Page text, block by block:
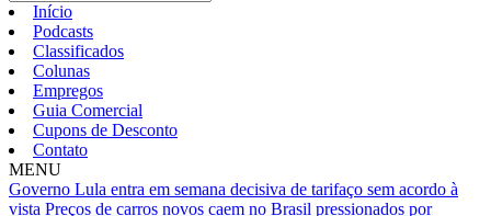
Início
Podcasts
Classificados
Colunas
Empregos
Guia Comercial
Cupons de Desconto
Contato
MENU
Governo Lula entra em semana decisiva de tarifaço sem acordo à
vista Preços de carros novos caem no Brasil pressionados por